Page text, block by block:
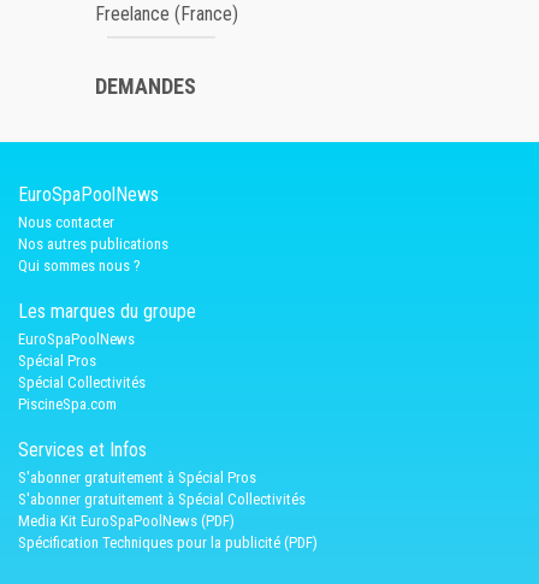
Freelance (France)
DEMANDES
EuroSpaPoolNews
Nous contacter
Nos autres publications
Qui sommes nous ?
Les marques du groupe
EuroSpaPoolNews
Spécial Pros
Spécial Collectivités
PiscineSpa.com
Services et Infos
S'abonner gratuitement à Spécial Pros
S'abonner gratuitement à Spécial Collectivités
Media Kit EuroSpaPoolNews (PDF)
Spécification Techniques pour la publicité (PDF)